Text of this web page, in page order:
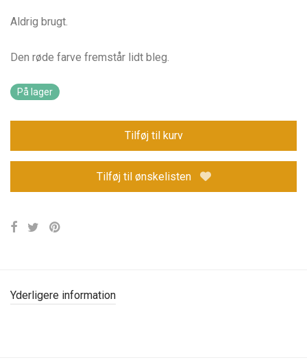
Aldrig brugt.
Den røde farve fremstår lidt bleg.
På lager
Tilføj til kurv
Tilføj til ønskelisten
Yderligere information